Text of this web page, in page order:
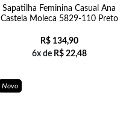
Sapatilha Feminina Casual Ana
Castela Moleca 5829-110 Preto
R$134,90
6x de R$22,48
Novo